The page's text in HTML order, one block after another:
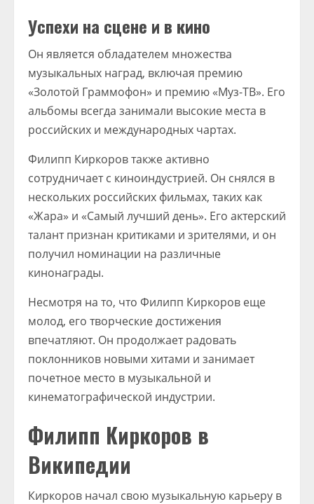
Успехи на сцене и в кино
Он является обладателем множества
музыкальных наград, включая премию
«Золотой Граммофон» и премию «Муз-ТВ». Его
альбомы всегда занимали высокие места в
российских и международных чартах.
Филипп Киркоров также активно
сотрудничает с киноиндустрией. Он снялся в
нескольких российских фильмах, таких как
«Жара» и «Самый лучший день». Его актерский
талант признан критиками и зрителями, и он
получил номинации на различные
кинонаграды.
Несмотря на то, что Филипп Киркоров еще
молод, его творческие достижения
впечатляют. Он продолжает радовать
поклонников новыми хитами и занимает
почетное место в музыкальной и
кинематографической индустрии.
Филипп Киркоров в
Википедии
Киркоров начал свою музыкальную карьеру в